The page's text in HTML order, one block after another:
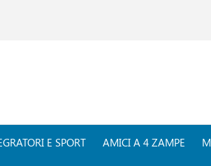
E SPORT AMICI A 4 ZAMPE